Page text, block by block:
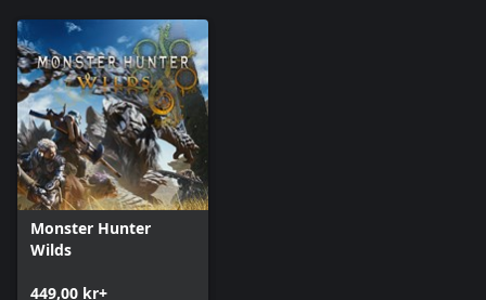
Monster Hunter
Wilds
449,00 kr+